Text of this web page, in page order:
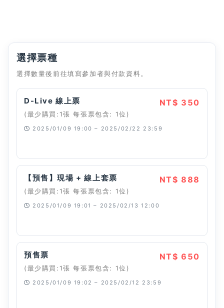
選擇票種
選擇數量後前往填寫參加者與付款資料。
D-Live 線上票
(最少購買:1張 每張票包含: 1位)
NT$ 350
2025/01/09 19:00 – 2025/02/22 23:59
【預售】現場 + 線上套票
(最少購買:1張 每張票包含: 1位)
NT$ 888
2025/01/09 19:01 – 2025/02/13 12:00
預售票
(最少購買:1張 每張票包含: 1位)
NT$ 650
2025/01/09 19:02 – 2025/02/12 23:59